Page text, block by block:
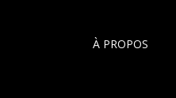
À PROPOS